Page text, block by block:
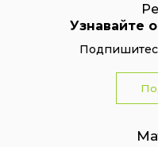
Узнавайте